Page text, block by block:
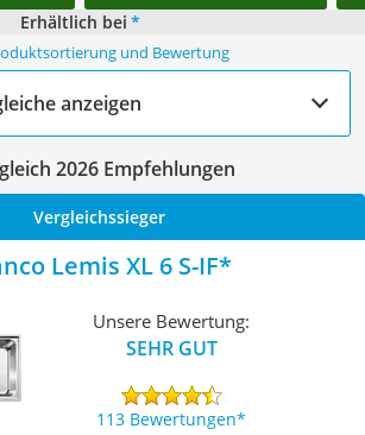
Erhältlich bei *
und Bewertung
anzeigen
2026 Empfehlungen
Vergleichssieger
Lemis XL 6 S-IF
Unsere Bewertung:
SEHR GUT
113 Bewertungen